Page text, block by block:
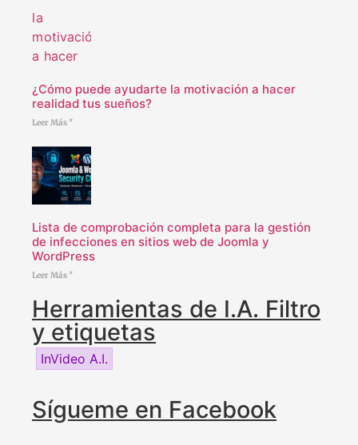
¿Cómo puede ayudarte la motivación a hacer
realidad tus sueños?
Leer Más "
Lista de comprobación completa para la gestión
de infecciones en sitios web de Joomla y
WordPress
Leer Más "
Herramientas de I.A. Filtro
y etiquetas
InVideo A.I.
Sígueme en Facebook